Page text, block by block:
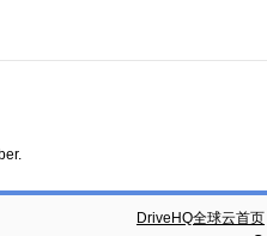
DriveHQ全球云首页